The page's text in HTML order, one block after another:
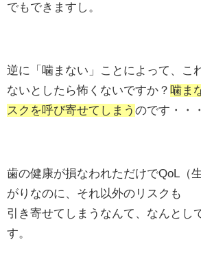
でもできますし。
逆に「噛まない」ことによって、こ
ないとしたら怖くないですか？ 噛ま
スクを呼び寄せてしまう のです・・
歯の健康が損なわれただけでQoL（
がりなのに、それ以外のリスクも
引き寄せてしまうなんて、なんとし
す。